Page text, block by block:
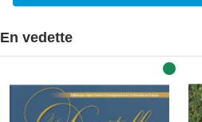
En vedette